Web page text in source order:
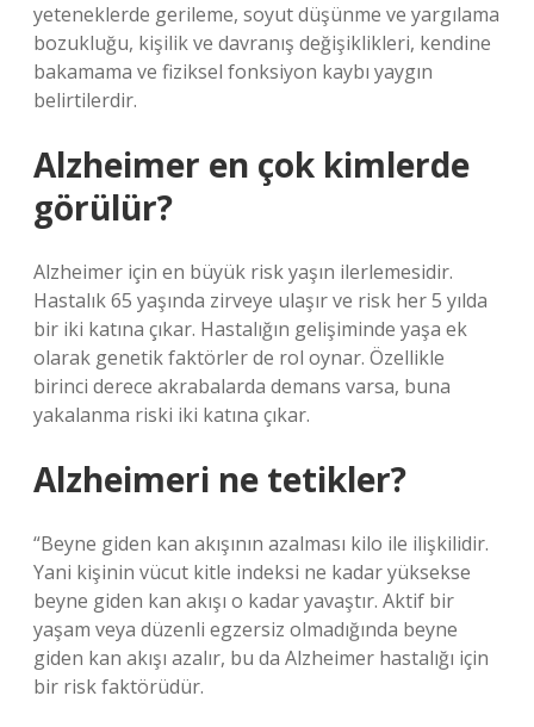
yeteneklerde gerileme, soyut düşünme ve yargılama
bozukluğu, kişilik ve davranış değişiklikleri, kendine
bakamama ve fiziksel fonksiyon kaybı yaygın
belirtilerdir.
Alzheimer en çok kimlerde
görülür?
Alzheimer için en büyük risk yaşın ilerlemesidir.
Hastalık 65 yaşında zirveye ulaşır ve risk her 5 yılda
bir iki katına çıkar. Hastalığın gelişiminde yaşa ek
olarak genetik faktörler de rol oynar. Özellikle
birinci derece akrabalarda demans varsa, buna
yakalanma riski iki katına çıkar.
Alzheimeri ne tetikler?
“Beyne giden kan akışının azalması kilo ile ilişkilidir.
Yani kişinin vücut kitle indeksi ne kadar yüksekse
beyne giden kan akışı o kadar yavaştır. Aktif bir
yaşam veya düzenli egzersiz olmadığında beyne
giden kan akışı azalır, bu da Alzheimer hastalığı için
bir risk faktörüdür.